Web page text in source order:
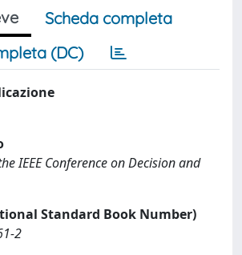
Scheda completa
(DC)
IEEE Conference on Decision and
Standard Book Number)
2